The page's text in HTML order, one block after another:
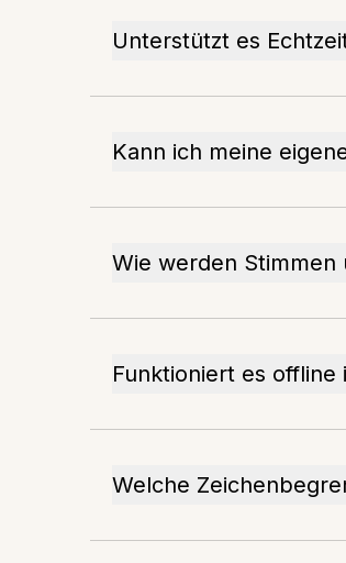
Unterstützt es
Kann ich meine
Wie werden Stimmen
Funktioniert es offline
Welche